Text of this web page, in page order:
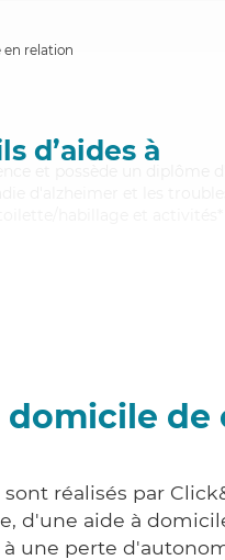
relation
d’aides à
et possède un diplôme
d'alzheimer et les
domicile
réalisés par
d'une aide à
une perte